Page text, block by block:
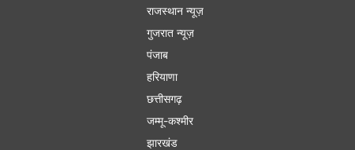
राजस्थान न्यूज़
गुजरात न्यूज़
पंजाब
हरियाणा
छत्तीसगढ़
जम्मू-कश्मीर
झारखंड